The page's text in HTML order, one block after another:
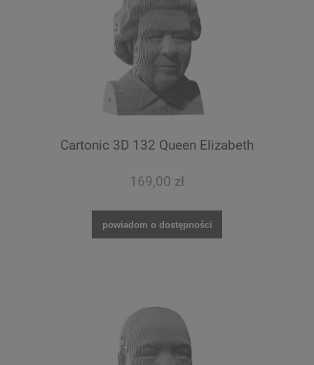
Cartonic 3D 132 Queen Elizabeth
169,00 zł
powiadom o dostępności